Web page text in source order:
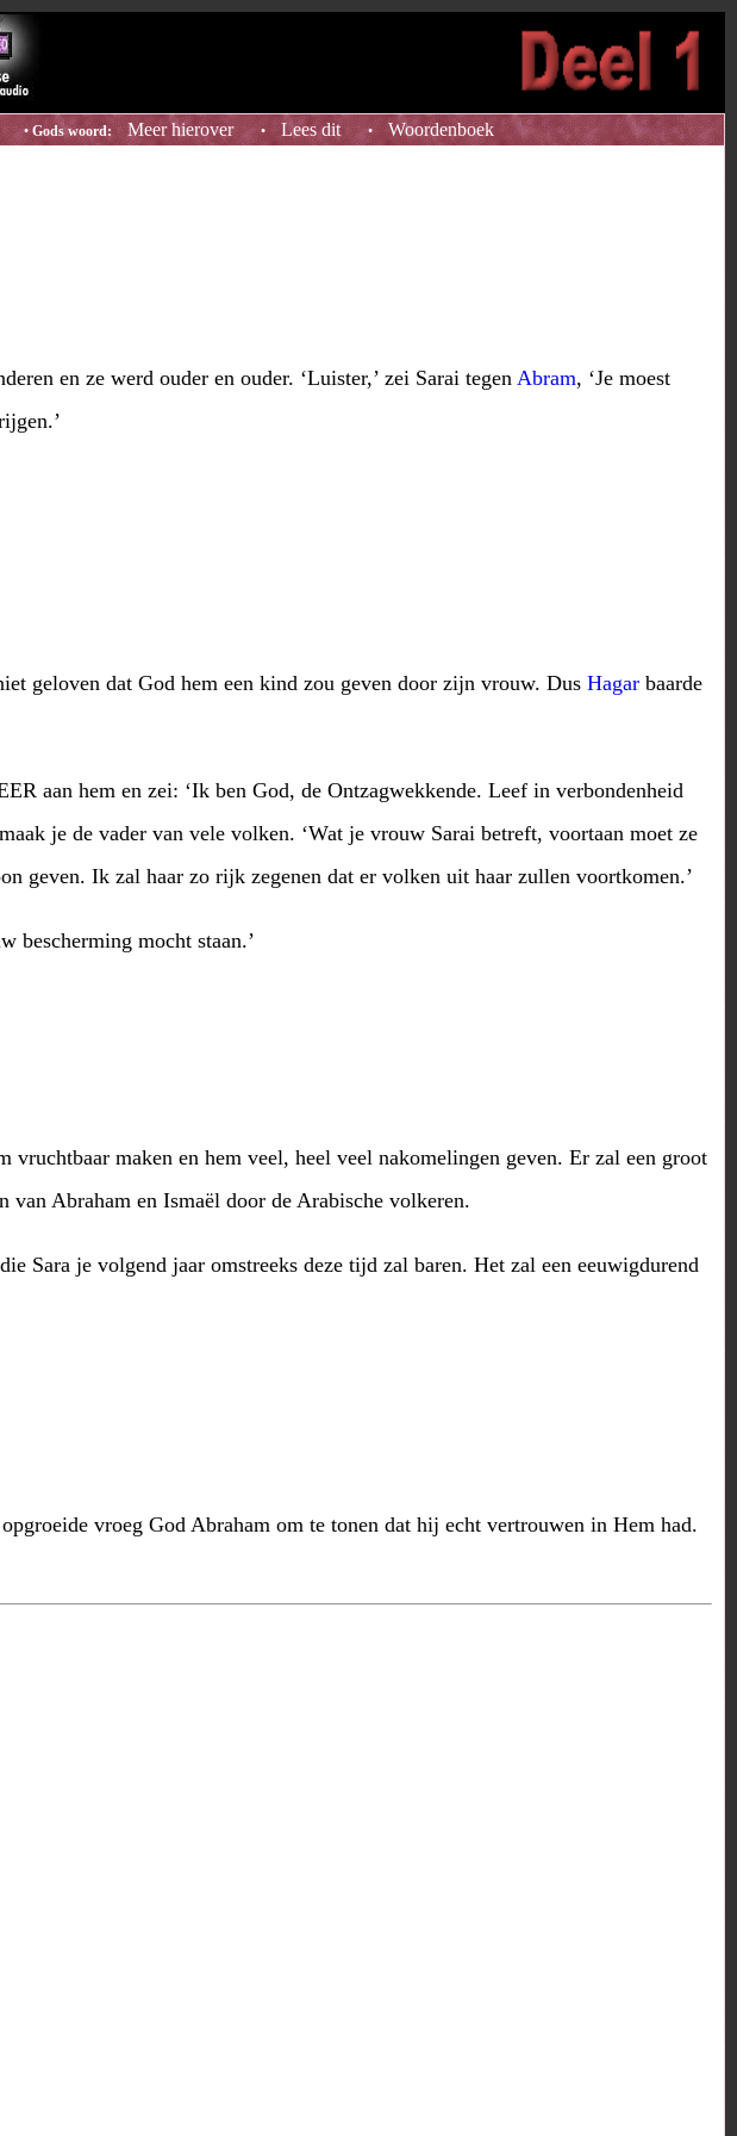
•Gods woord: Meer hierover • Lees dit • Woordenboek
en ze werd ouder en ouder. ‘Luister,’ zei Sarai tegen Abram, ‘Je moest
geloven dat God hem een kind zou geven door zijn vrouw. Dus Hagar baarde
aan hem en zei: ‘Ik ben God, de Ontzagwekkende. Leef in verbondenheid
je de vader van vele volken. ‘Wat je vrouw Sarai betreft, voortaan moet ze
geven. Ik zal haar zo rijk zegenen dat er volken uit haar zullen voortkomen.’
bescherming mocht staan.’
maken en hem veel, heel veel nakomelingen geven. Er zal een groot
Abraham en Ismaël door de Arabische volkeren.
Sara je volgend jaar omstreeks deze tijd zal baren. Het zal een eeuwigdurend
opgroeide vroeg God Abraham om te tonen dat hij echt vertrouwen in Hem had.